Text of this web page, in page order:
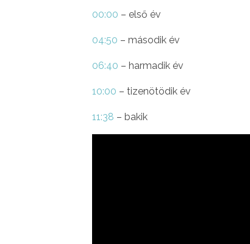
00:00 – első év
04:50 – második év
06:40 – harmadik év
10:00 – tizenötödik év
11:38 – bakik